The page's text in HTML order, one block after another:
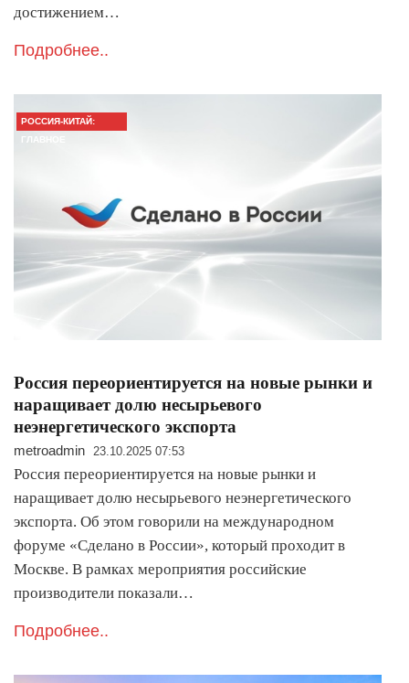
достижением…
Подробнее..
РОССИЯ-КИТАЙ:
ГЛАВНОЕ
Россия переориентируется на новые рынки и
наращивает долю несырьевого
неэнергетического экспорта
metroadmin 23.10.2025 07:53
Россия переориентируется на новые рынки и
наращивает долю несырьевого неэнергетического
экспорта. Об этом говорили на международном
форуме «Сделано в России», который проходит в
Москве. В рамках мероприятия российские
производители показали…
Подробнее..